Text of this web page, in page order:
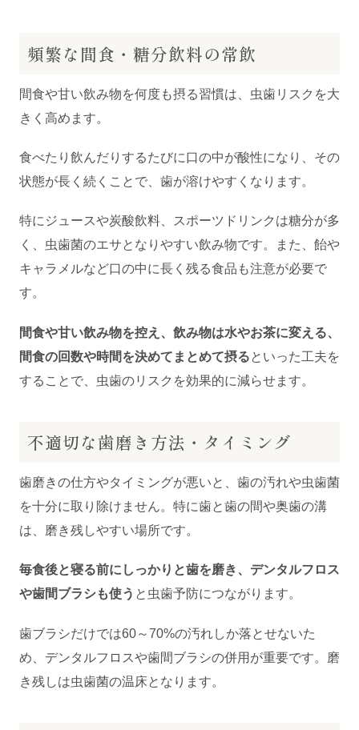
頻繁な間食・糖分飲料の常飲
間食や甘い飲み物を何度も摂る習慣は、虫歯リスクを大
きく高めます。
食べたり飲んだりするたびに口の中が酸性になり、その
状態が長く続くことで、歯が溶けやすくなります。
特にジュースや炭酸飲料、スポーツドリンクは糖分が多
く、虫歯菌のエサとなりやすい飲み物です。また、飴や
キャラメルなど口の中に長く残る食品も注意が必要で
す。
間食や甘い飲み物を控え、飲み物は水やお茶に変える、
間食の回数や時間を決めてまとめて摂るといった工夫を
することで、虫歯のリスクを効果的に減らせます。
不適切な歯磨き方法・タイミング
歯磨きの仕方やタイミングが悪いと、歯の汚れや虫歯菌
を十分に取り除けません。特に歯と歯の間や奥歯の溝
は、磨き残しやすい場所です。
毎食後と寝る前にしっかりと歯を磨き、デンタルフロス
や歯間ブラシも使う と虫歯予防につながります。
歯ブラシだけでは60～70%の汚れしか落とせないた
め、デンタルフロスや歯間ブラシの併用が重要です。磨
き残しは虫歯菌の温床となります。